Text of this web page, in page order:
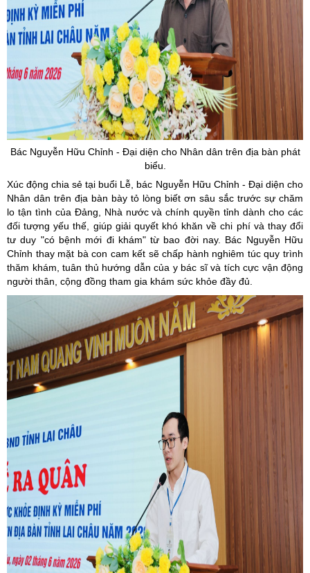
Bác Nguyễn Hữu Chỉnh - Đại diện cho Nhân dân trên địa bàn phát
biểu.
Xúc động chia sẻ tại buổi Lễ, bác Nguyễn Hữu Chỉnh - Đại diện cho
Nhân dân trên địa bàn bày tỏ lòng biết ơn sâu sắc trước sự chăm
lo tận tình của Đảng, Nhà nước và chính quyền tỉnh dành cho các
đối tượng yếu thế, giúp giải quyết khó khăn về chi phí và thay đổi
tư duy "có bệnh mới đi khám" từ bao đời nay. Bác Nguyễn Hữu
Chỉnh thay mặt bà con cam kết sẽ chấp hành nghiêm túc quy trình
thăm khám, tuân thủ hướng dẫn của y bác sĩ và tích cực vận động
người thân, cộng đồng tham gia khám sức khỏe đầy đủ.